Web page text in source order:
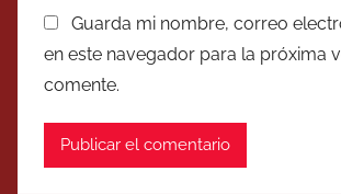
Guarda mi nombre, correo
en este navegador para la próxima
comente.